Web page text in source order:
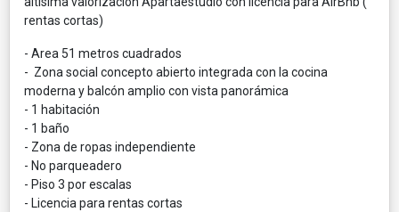
rentas cortas)
- Area 51 metros cuadrados
- Zona social concepto abierto integrada con la cocina
moderna y balcón amplio con vista panorámica
- 1 habitación
- 1 baño
- Zona de ropas independiente
- No parqueadero
- Piso 3 por escalas
- Licencia para rentas cortas